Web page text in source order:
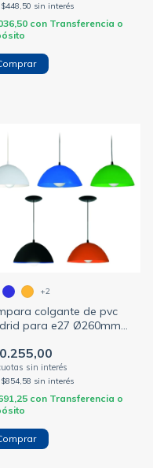
$448,50 sin interés
con Transferencia o
colgante de pvc
para e27 Ø260mm
$854,58 sin interés
con Transferencia o
+2